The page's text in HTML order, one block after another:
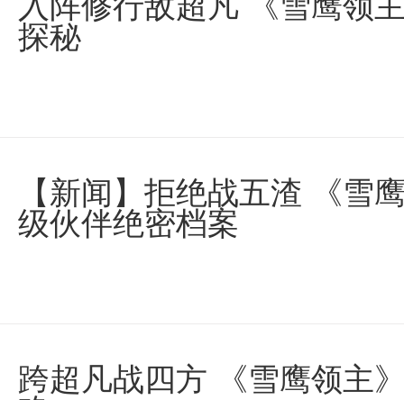
探秘
【新闻】拒绝战五渣 《雪
级伙伴绝密档案
跨超凡战四方 《雪鹰领主